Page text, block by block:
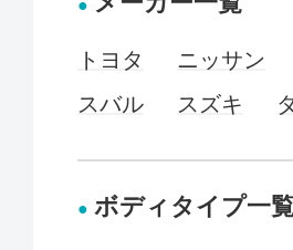
トヨタ ニッサン
スバル
スズキ
ボディタイプ一